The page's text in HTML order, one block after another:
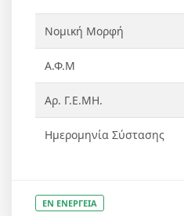
Νομική Μορφή
Α.Φ.Μ
Αρ. Γ.Ε.ΜΗ.
Ημερομηνία Σύστασης
ΕΝ ΕΝΕΡΓΕΙΑ